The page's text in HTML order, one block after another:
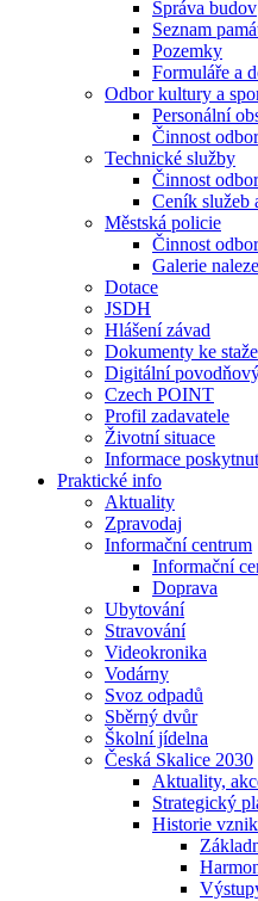
Správa budov
Seznam
Pozemky
Formuláře a
Odbor kultury a
Personální
Činnost
Technické služby
Činnost
Ceník služeb
Městská policie
Činnost
Galerie
Dotace
JSDH
Hlášení závad
Dokumenty ke
Digitální
Czech POINT
Profil zadavatele
Životní situace
Informace
Praktické info
Aktuality
Zpravodaj
Informační centrum
Informační
Doprava
Ubytování
Stravování
Videokronika
Vodárny
Svoz odpadů
Sběrný dvůr
Školní jídelna
Česká Skalice 2030
Aktuality,
Strategický
Historie